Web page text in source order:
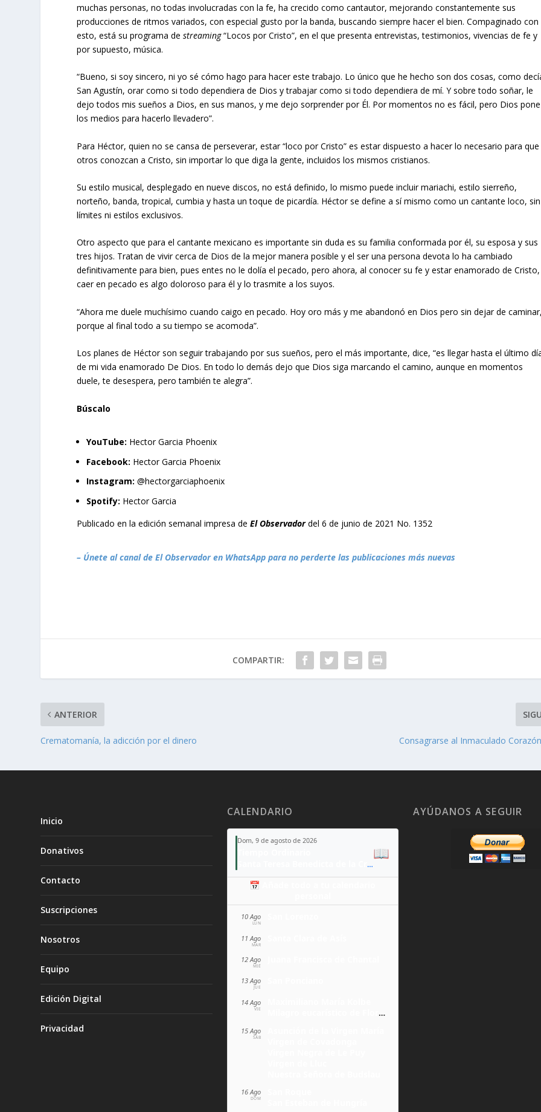
muchas personas, no todas involucradas con la fe, ha crecido como cantautor, mejorando constantemente sus
producciones de ritmos variados, con especial gusto por la banda, buscando siempre hacer el bien. Compaginado con
esto, está su programa destreaming“Locos por Cristo”, en el que presenta entrevistas, testimonios, vivencias de fe y
por supuesto, música.
“Bueno, si soy sincero, ni yo sé cómo hago para hacer este trabajo. Lo único que he hecho son dos cosas, como
San Agustín, orar como si todo dependiera de Dios y trabajar como si todo dependiera de mí. Y sobre todo soñar, le
dejo todos mis sueños a Dios, en sus manos, y me dejo sorprender por Él. Por momentos no es fácil, pero Dios pone
los medios para hacerlo llevadero”.
Para Héctor, quien no se cansa de perseverar, estar “loco por Cristo” es estar dispuesto a hacer lo necesario para que
otros conozcan a Cristo, sin importar lo que diga la gente, incluidos los mismos cristianos.
Su estilo musical, desplegado en nueve discos, no está definido, lo mismo puede incluir mariachi, estilo sierreño,
norteño, banda, tropical, cumbia y hasta un toque de picardía. Héctor se define a sí mismo como un cantante loco, sin
límites ni estilos exclusivos.
Otro aspecto que para el cantante mexicano es importante sin duda es su familia conformada por él, su esposa y sus
tres hijos. Tratan de vivir cerca de Dios de la mejor manera posible y el ser una persona devota lo ha cambiado
definitivamente para bien, pues entes no le dolía el pecado, pero ahora, al conocer su fe y estar enamorado de Cristo,
caer en pecado es algo doloroso para él y lo trasmite a los suyos.
“Ahora me duele muchísimo cuando caigo en pecado. Hoy oro más y me abandonó en Dios pero sin dejar de
porque al final todo a su tiempo se acomoda”.
Los planes de Héctor son seguir trabajando por sus sueños, pero el más importante, dice, “es llegar hasta el último
de mi vida enamorado De Dios. En todo lo demás dejo que Dios siga marcando el camino, aunque en momentos
duele, te desespera, pero también te alegra”.
Búscalo
YouTube: Hector Garcia Phoenix
Facebook: Hector Garcia Phoenix
Instagram: @hectorgarciaphoenix
Spotify: Hector Garcia
Publicado en la edición semanal impresa deEl Observadordel 6 de junio de 2021 No. 1352
– Únete al canal de El Observador en WhatsApp para no perderte las publicaciones más nuevas
COMPARTIR:
ANTERIOR
Crematomanía, la adicción por el dinero Consagrarse al Inmaculado
Inicio
Donativos
Contacto
Suscripciones
Nosotros
Equipo
Edición Digital
Privacidad
CALENDARIO
Dom, 9 de agosto de 2026
Santa Teresa Benedicta de la Cruz
📖
📅 Añade todo a tu calendario
10 Ago
LUN
11 Ago
MAR
12 Ago
MIÉ
13 Ago
JUE
14 Ago
VIE Milagro eucarístico de Florencia
15 Ago
SÁB
16 Ago
DOM
AYÚDANOS A SEGUIR